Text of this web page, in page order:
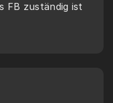
FB zuständig ist